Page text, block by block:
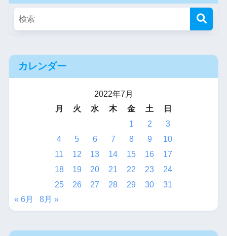
カレンダー
2022年7月
月
火 水 木 金 土
日
1
2
3
4
5 6 7 8 9
10
11
12 13 14 15 16
17
18
19 20 21 22 23
24
25
26 27 28 29 30
31
« 6月
8月 »